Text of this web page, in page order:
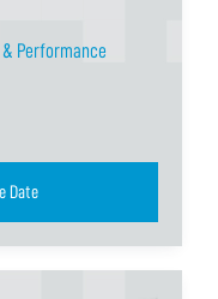
Performance
Vedi tutti i Dettagli e le Date